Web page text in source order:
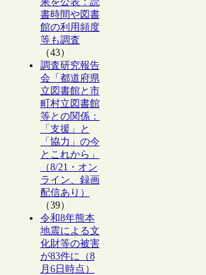
書時間や図書
館の利用頻度
等も調査
（43）
調査研究報告
会「都道府県
立図書館と市
町村立図書館
等との関係：
「支援」と
「協力」の今
とこれから」
（8/21・オン
ライン、録画
配信あり）
（39）
令和8年熊本
地震による文
化財等の被害
が83件に（8
月6日時点）